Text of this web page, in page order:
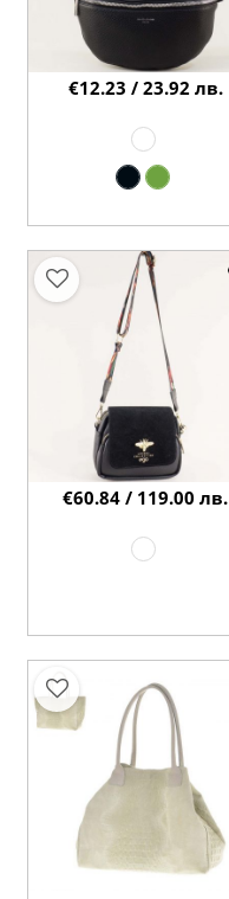
€12.23 / 23.92 лв.
€60.84 / 119.00 лв.